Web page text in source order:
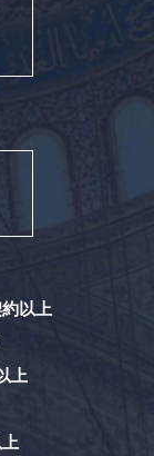
約以上
上
以上